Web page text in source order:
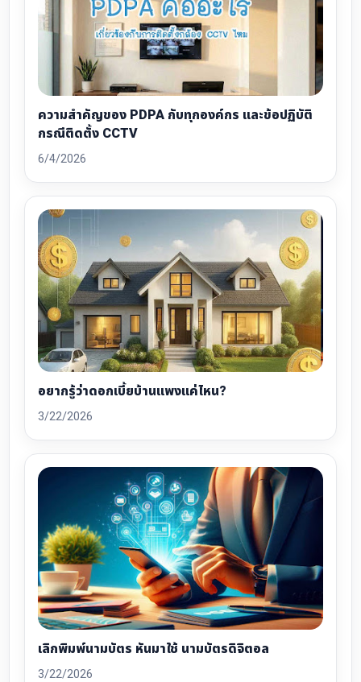
ความสำคัญของ PDPA กับทุกองค์กร และข้อปฏิบัติ
กรณีติดตั้ง CCTV
6/4/2026
อยากรู้ว่าดอกเบี้ยบ้านแพงแค่ไหน?
3/22/2026
เลิกพิมพ์นามบัตร หันมาใช้ นามบัตรดิจิตอล
3/22/2026